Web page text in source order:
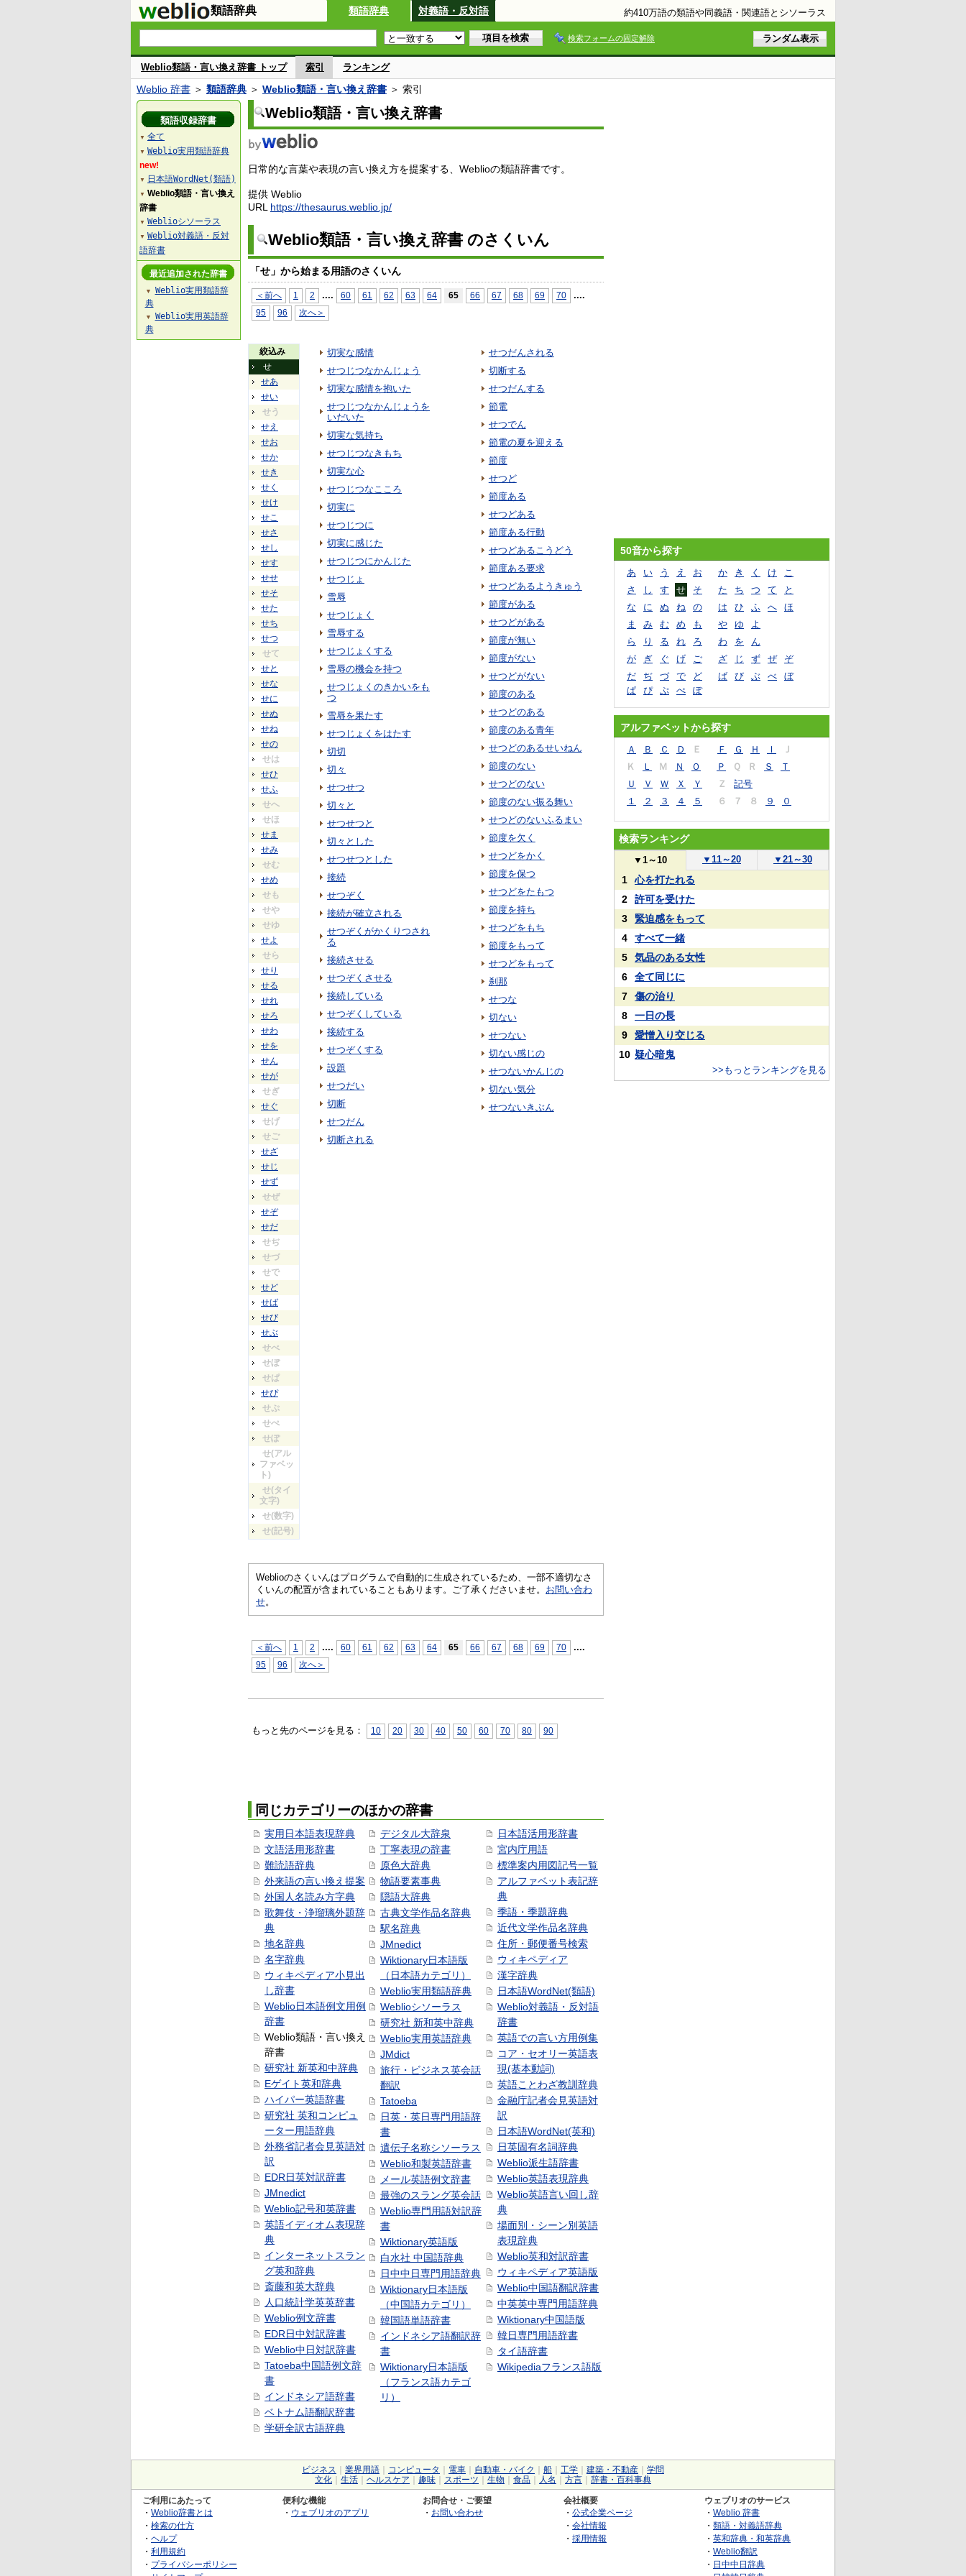
類語辞典 類語辞典 対義語・反対語 約410万語の類語や同義語・関連語とシソーラス
検索フォームの固定解除
Weblio類語・言い換え辞書 トップ 索引 ランキング
Weblio 辞書 ＞ 類語辞典 ＞ Weblio類語・言い換え辞書 ＞ 索引
Weblio類語・言い換え辞書
日常的な言葉や表現の言い換え方を提案する、Weblioの類語辞書です。
提供 Weblio
URL https://thesaurus.weblio.jp/
Weblio類語・言い換え辞書 のさくいん
「せ」から始まる用語のさくいん
＜前へ 1 2 .... 60 61 62 63 64 65 66 67 68 69 70 ....
95 96 次へ＞
絞込み
せ
せあ
せい
せう
せえ
せお
せか
せき
せく
せけ
せこ
せさ
せし
せす
せせ
せそ
せた
せち
せつ
せて
せと
せな
せに
せぬ
せね
せの
せは
せひ
せふ
せへ
せほ
せま
せみ
せむ
せめ
せも
せや
せゆ
せよ
せら
せり
せる
せれ
せろ
せわ
せを
せん
せが
せぎ
せぐ
せげ
せご
せざ
せじ
せず
せぜ
せぞ
せだ
せぢ
せづ
せで
せど
せば
せび
せぶ
せべ
せぼ
せぱ
せぴ
せぷ
せぺ
せぽ
せ(アル
ファベッ
ト)
せ(タイ
文字)
せ(数字)
せ(記号)
切実な感情
せつじつなかんじょう
切実な感情を抱いた
せつじつなかんじょうを
いだいた
切実な気持ち
せつじつなきもち
切実な心
せつじつなこころ
切実に
せつじつに
切実に感じた
せつじつにかんじた
せつじょ
雪辱
せつじょく
雪辱する
せつじょくする
雪辱の機会を持つ
せつじょくのきかいをも
つ
雪辱を果たす
せつじょくをはたす
切切
切々
せつせつ
切々と
せつせつと
切々とした
せつせつとした
接続
せつぞく
接続が確立される
せつぞくがかくりつされ
る
接続させる
せつぞくさせる
接続している
せつぞくしている
接続する
せつぞくする
設題
せつだい
切断
せつだん
切断される
せつだんされる
切断する
せつだんする
節電
せつでん
節電の夏を迎える
節度
せつど
節度ある
せつどある
節度ある行動
せつどあるこうどう
節度ある要求
せつどあるようきゅう
節度がある
せつどがある
節度が無い
節度がない
せつどがない
節度のある
せつどのある
節度のある青年
せつどのあるせいねん
節度のない
せつどのない
節度のない振る舞い
せつどのないふるまい
節度を欠く
せつどをかく
節度を保つ
せつどをたもつ
節度を持ち
せつどをもち
節度をもって
せつどをもって
刹那
せつな
切ない
せつない
切ない感じの
せつないかんじの
切ない気分
せつないきぶん
Weblioのさくいんはプログラムで自動的に生成されているため、一部不適切なさ
くいんの配置が含まれていることもあります。ご了承くださいませ。 お問い合わ
せ。
＜前へ 1 2 .... 60 61 62 63 64 65 66 67 68 69 70 ....
95 96 次へ＞
もっと先のページを見る： 10 20 30 40 50 60 70 80 90
同じカテゴリーのほかの辞書
実用日本語表現辞典
文語活用形辞書
難読語辞典
外来語の言い換え提案
外国人名読み方字典
歌舞伎・浄瑠璃外題辞
典
地名辞典
名字辞典
ウィキペディア小見出
し辞書
Weblio日本語例文用例
辞書
Weblio類語・言い換え
辞書
研究社 新英和中辞典
Eゲイト英和辞典
ハイパー英語辞書
研究社 英和コンピュ
ーター用語辞典
外務省記者会見英語対
訳
EDR日英対訳辞書
JMnedict
Weblio記号和英辞書
英語イディオム表現辞
典
インターネットスラン
グ英和辞典
斎藤和英大辞典
人口統計学英英辞書
Weblio例文辞書
EDR日中対訳辞書
Weblio中日対訳辞書
Tatoeba中国語例文辞
書
インドネシア語辞書
ベトナム語翻訳辞書
学研全訳古語辞典
デジタル大辞泉
丁寧表現の辞書
原色大辞典
物語要素事典
隠語大辞典
古典文学作品名辞典
駅名辞典
JMnedict
Wiktionary日本語版
（日本語カテゴリ）
Weblio実用類語辞典
Weblioシソーラス
研究社 新和英中辞典
Weblio実用英語辞典
JMdict
旅行・ビジネス英会話
翻訳
Tatoeba
日英・英日専門用語辞
書
遺伝子名称シソーラス
Weblio和製英語辞書
メール英語例文辞書
最強のスラング英会話
Weblio専門用語対訳辞
書
Wiktionary英語版
白水社 中国語辞典
日中中日専門用語辞典
Wiktionary日本語版
（中国語カテゴリ）
韓国語単語辞書
インドネシア語翻訳辞
書
Wiktionary日本語版
（フランス語カテゴ
リ）
日本語活用形辞書
宮内庁用語
標準案内用図記号一覧
アルファベット表記辞
典
季語・季題辞典
近代文学作品名辞典
住所・郵便番号検索
ウィキペディア
漢字辞典
日本語WordNet(類語)
Weblio対義語・反対語
辞書
英語での言い方用例集
コア・セオリー英語表
現(基本動詞)
英語ことわざ教訓辞典
金融庁記者会見英語対
訳
日本語WordNet(英和)
日英固有名詞辞典
Weblio派生語辞書
Weblio英語表現辞典
Weblio英語言い回し辞
典
場面別・シーン別英語
表現辞典
Weblio英和対訳辞書
ウィキペディア英語版
Weblio中国語翻訳辞書
中英英中専門用語辞典
Wiktionary中国語版
韓日専門用語辞書
タイ語辞書
Wikipediaフランス語版
類語収録辞書
▼ 全て
▼ Weblio実用類語辞典
new!
▼ 日本語WordNet(類語)
▼ Weblio類語・言い換え
辞書
▼ Weblioシソーラス
▼ Weblio対義語・反対
語辞書
最近追加された辞書
▼
Weblio実用類語辞
典
▼
Weblio実用英語辞
典
50音から探す
あ い う え お か き く け
こ
さ
し す せ そ た ち つ て
と
な
に ぬ ね の は ひ ふ へ
ほ
ま
み む め も や ゆ
よ
ら
り る れ ろ わ を
ん
が
ぎ ぐ げ ご ざ じ ず ぜ
ぞ
だ
ぢ づ で ど ば び ぶ べ
ぼ
ぱ
ぴ ぷ ぺ ぽ
アルファベットから探す
Ａ Ｂ Ｃ Ｄ Ｅ Ｆ Ｇ Ｈ Ｉ
Ｊ
Ｋ
Ｌ Ｍ Ｎ Ｏ Ｐ Ｑ Ｒ Ｓ
Ｔ
Ｕ
Ｖ Ｗ Ｘ Ｙ Ｚ
記号
１
２ ３ ４ ５ ６ ７ ８ ９ ０
検索ランキング
▼ 1～10 ▼ 11～20 ▼ 21～30
1
心を打たれる
2
許可を受けた
3
緊迫感をもって
4
すべて一緒
5
気品のある女性
6
全て同じに
7
傷の治り
8
一日の長
9
愛憎入り交じる
10 疑心暗鬼
>>もっとランキングを見る
ビジネス 業界用語 コンピュータ 電車 自動車・バイク 船 工学 建築・不動産
学問
文化
生活 ヘルスケア 趣味 スポーツ 生物 食品 人名 方言 辞書・百科事典
ご利用にあたって
・ Weblio辞書とは
・ 検索の仕方
・ ヘルプ
・ 利用規約
・ プライバシーポリシー
便利な機能
・ ウェブリオのアプリ
お問合せ・ご要望
・ お問い合わせ
会社概要
・ 公式企業ページ
・ 会社情報
・ 採用情報
ウェブリオのサービス
・ Weblio 辞書
・ 類語・対義語辞典
・ 英和辞典・和英辞典
・ Weblio翻訳
・ 日中中日辞典